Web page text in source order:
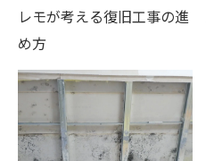
レモが考える復旧工事の進
め方